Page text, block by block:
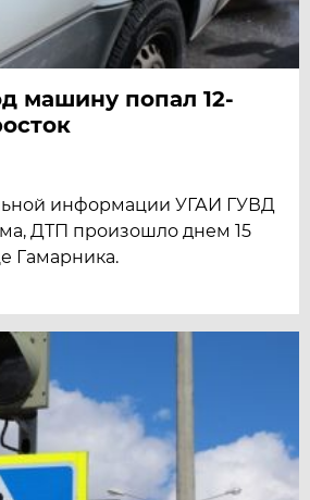
машину попал 12-
информации УГАИ ГУВД
ДТП произошло днем 15
Гамарника.